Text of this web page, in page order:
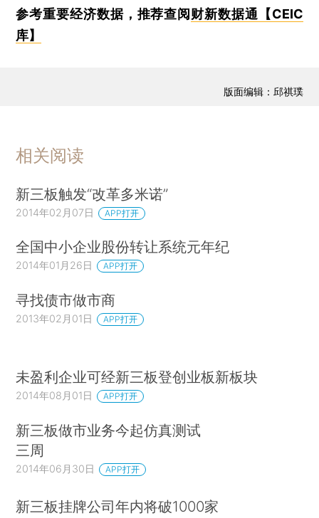
参考重要经济数据，推荐查阅 财新数据通【CEIC
库】
版面编辑：邱祺璞
相关阅读
新三板触发“改革多米诺”
2014年02月07日 APP打开
全国中小企业股份转让系统元年纪
2014年01月26日 APP打开
寻找债市做市商
2013年02月01日 APP打开
未盈利企业可经新三板登创业板新板块
2014年08月01日 APP打开
新三板做市业务今起仿真测试
三周
2014年06月30日 APP打开
新三板挂牌公司年内将破1000家